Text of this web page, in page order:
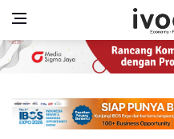
Pemerintah Siapkan